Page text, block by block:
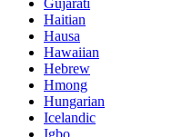
Gujarati
Haitian
Hausa
Hawaiian
Hebrew
Hmong
Hungarian
Icelandic